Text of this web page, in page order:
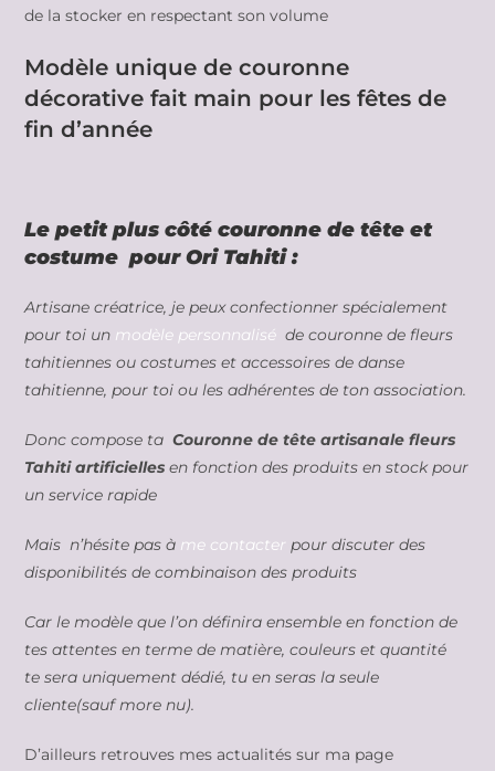
de la stocker en respectant son volume
Modèle unique de couronne
décorative fait main pour les fêtes de
fin d’année
Le petit plus côté couronne de têteet
costume pour Ori Tahiti :
Artisane créatrice, je peux confectionner spécialement
pour toi un modèle personnalisé de couronne de fleurs
tahitiennes ou costumes et accessoires de danse
tahitienne, pour toi ou les adhérentes de ton association.
Donc compose taCouronne de tête artisanale fleurs
Tahiti artificielles en fonction des produits en stock pour
un service rapide
Mais n’hésite pas à me contacter pour discuter des
disponibilités de combinaison des produits
Car le modèle que l’on définira ensemble en fonction de
tes attentes en terme de matière, couleurs et quantité
te sera uniquement dédié, tu en seras la seule
cliente(sauf more nu).
D’ailleurs retrouves mes actualités sur ma page